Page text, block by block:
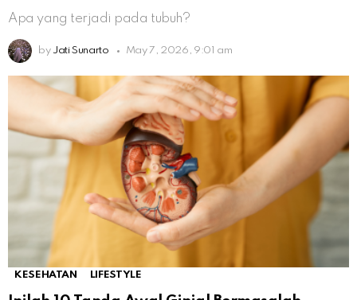
Apa yang terjadi pada tubuh?
by Jati Sunarto May 7, 2026, 9:01 am
KESEHATAN LIFESTYLE